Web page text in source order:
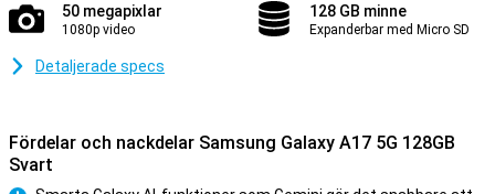
50 megapixlar
1080p video
128 GB minne
Expanderbar med Micro SD
Detaljerade specs
Fördelar och nackdelar Samsung Galaxy A17 5G 128GB
Svart